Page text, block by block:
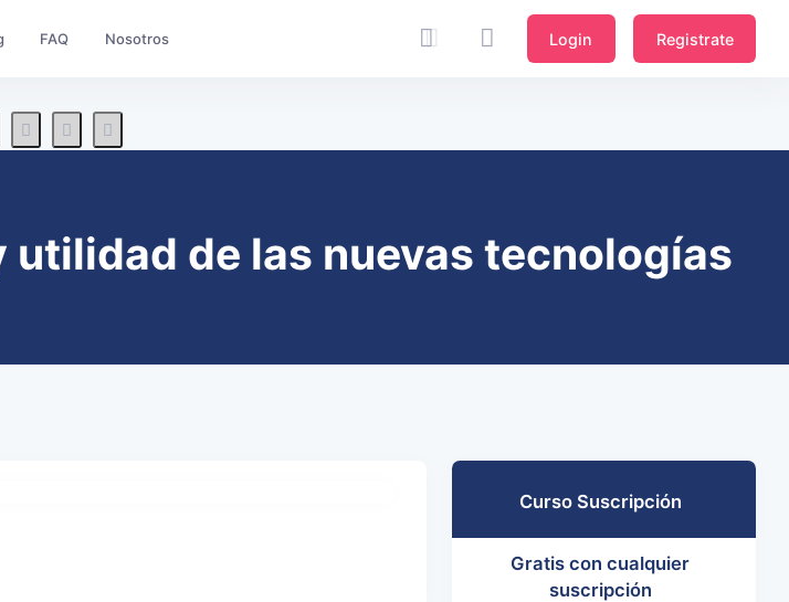
FAQ Nosotros Login Registrate
de las nuevas tecnologías
Curso Suscripción
Gratis con cualquier
suscripción